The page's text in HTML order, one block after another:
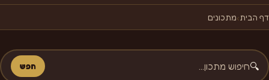
דף הבית›מתכונים
🔍 חפש